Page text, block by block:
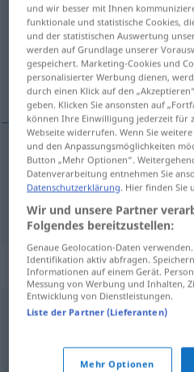
Übersicht aller
(Für mehr Details die
unmoralisch, sittenwidrig
unmoralisch immorale
sittenwidrig immorale
Synonyme für
impudico ,licenzioso,osceno
disonesto
und wir besser mit Ihnen
funktionale und statistische Cookies,
und der statistischen Auswertung
werden auf Grundlage unserer
gespeichert. Marketing-Cookies und
personalisierter Werbung dienen,
durch einen Klick auf den
geben. Klicken Sie ansonsten auf
können Ihre Einwilligung jederzeit für
Webseite widerrufen. Wenn Sie
und den Anpassungsmöglichkeiten
Button „Mehr Optionen“.
Datenverarbeitung entnehmen Sie
Datenschutzerklärung. Hier finden Sie
Wir und unsere Partner
Folgendes bereitzustellen:
Genaue Geolocation-Daten
Identifikation aktiv abfragen.
Informationen auf einem Gerät.
Messung von Werbung und Inhalten,
Entwicklung von Dienstleistungen.
Liste der Partner (Lieferanten)
Mehr Optionen